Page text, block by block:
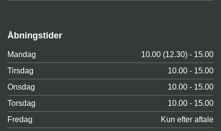
Åbningstider
Mandag
10.00 (12.30) - 15.00
Tirsdag
10.00 - 15.00
Onsdag
10.00 - 15.00
Torsdag
10.00 - 15.00
Fredag
Kun efter aftale